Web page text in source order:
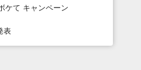
ケて キャンペーン
表